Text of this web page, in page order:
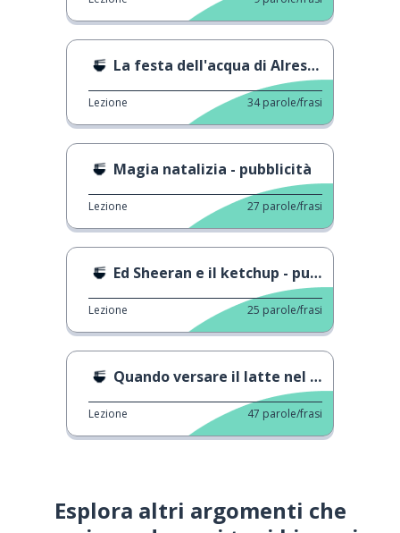
La festa dell'acqua di Alresford
Lezione 34 parole/frasi
Magia natalizia - pubblicità
Lezione 27 parole/frasi
Ed Sheeran e il ketchup - pubblicità
Lezione 25 parole/frasi
Quando versare il latte nel tè
Lezione 47 parole/frasi
Esplora altri argomenti che